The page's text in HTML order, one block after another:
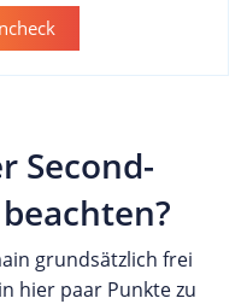
Second-
grundsätzlich frei
hier paar Punkte zu